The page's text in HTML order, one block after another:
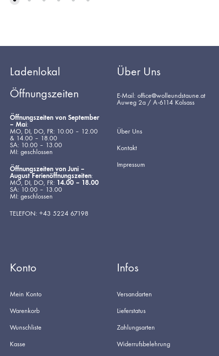
Ladenlokal
Öffnungszeiten
Öffnungszeiten von September
– Mai:
MO, DI, DO, FR: 10.00 – 12.00
& 14.00 – 18.00
SA: 10.00 – 13.00
MI: geschlossen
Öffnungszeiten von Juni –
August Ferienöffnungszeiten:
MO, DI, DO, FR: 14.00 – 18.00
SA: 10.00 – 13.00
MI: geschlossen
TELEFON: +43 5224 67198
Über Uns
E-Mail: office@wolleundstaune.at
Auweg 2a / A-6114 Kolsass
Über Uns
Kontakt
Impressum
Konto
Mein Konto
Warenkorb
Wunschliste
Kasse
Infos
Versandarten
Lieferstatus
Zahlungsarten
Widerrufsbelehrung